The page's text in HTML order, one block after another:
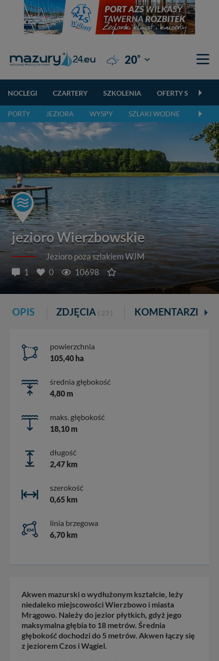
20° Giżycko
NOCLEGI CZARTERY SZKOLENIA OFERTY
PORTY JEZIORA WYSPY SZLAKI WODNE
jezioro Wierzbowskie
Jezioro poza szlakiem WJM
1
0 10698
OPIS ZDJĘCIA ( 23 ) KOMENTARZE ( 1 )
powierzchnia
105,40 ha
średnia głębokość
4,80 m
maks. głębokość
18,10 m
długość
2,47 km
szerokość
0,65 km
linia brzegowa
6,70 km
Akwen mazurski o wydłużonym kształcie, leży
niedaleko miejscowości Wierzbowo i miasta
Mrągowo. Należy do jezior płytkich, gdyż jego
maksymalna głębia to 18 metrów. Średnia
głębokość dochodzi do 5 metrów. Akwen łączy się
z jeziorem Czos i Wągiel.